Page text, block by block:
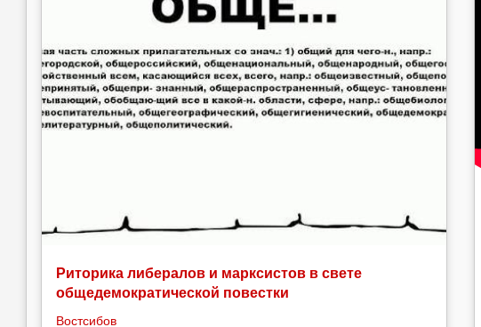
Риторика либералов и марксистов в свете
общедемократической повестки
Востсибов